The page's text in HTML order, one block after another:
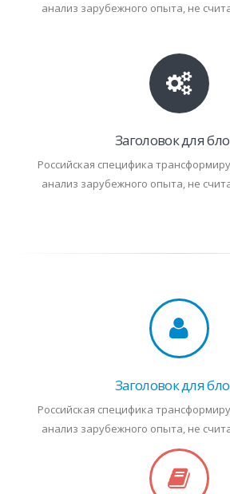
анализ зарубежного опыта, не
Заголовок для
Российская специфика
анализ зарубежного опыта, не
Заголовок для
Российская специфика
анализ зарубежного опыта, не